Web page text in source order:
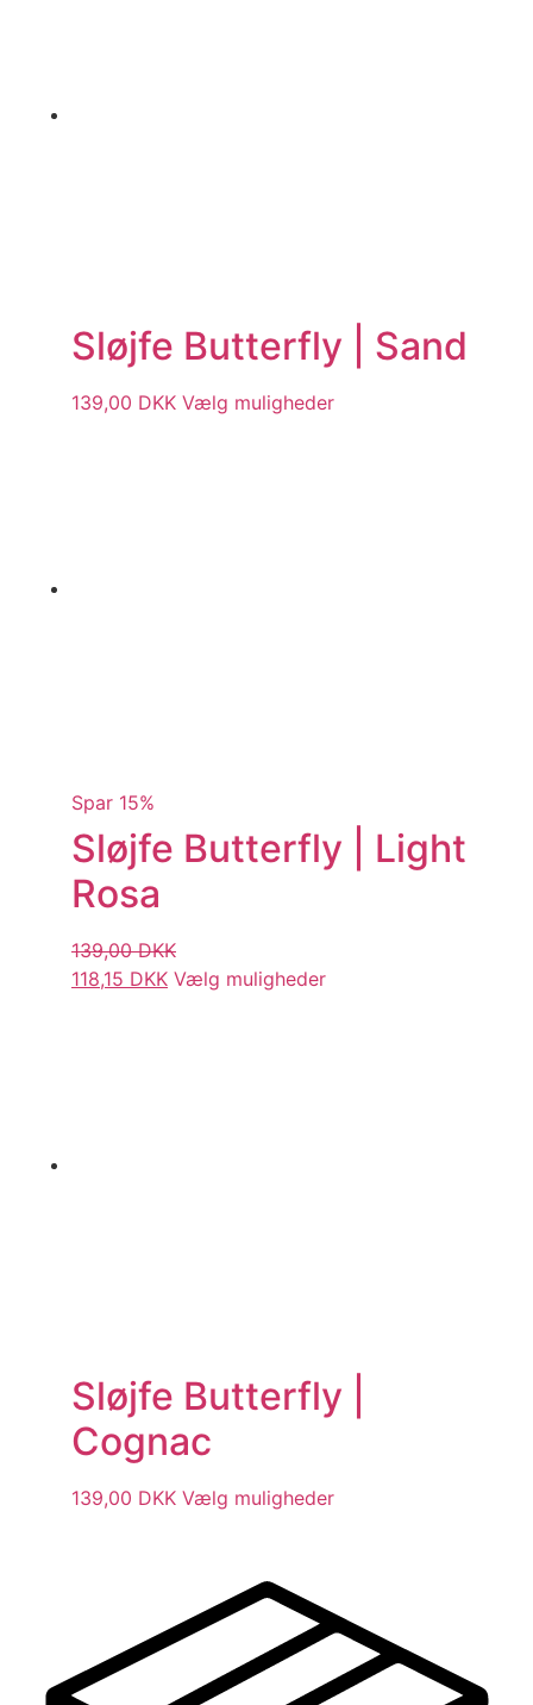
Sløjfe Butterfly | Sand
139,00 DKK Vælg muligheder
Spar 15%
Sløjfe Butterfly | Light
Rosa
139,00DKK
118,15 DKK Vælg muligheder
Sløjfe Butterfly |
Cognac
139,00 DKK Vælg muligheder